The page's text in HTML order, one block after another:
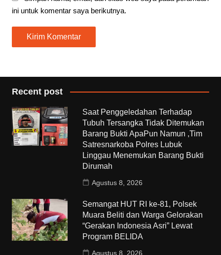
ini untuk komentar saya berikutnya.
Recent post
Saat Penggeledahan Terhadap
Tubuh Tersangka Tidak Ditemukan
Barang Bukti ApaPun Namun ,Tim
Satresnarkoba Polres Lubuk
Linggau Menemukan Barang Bukti
Dirumah
Agustus 8, 2026
Semangat HUT RI ke-81, Polsek
Muara Beliti dan Warga Gelorakan
“Gerakan Indonesia Asri” Lewat
Program BELIDA
Agustus 8, 2026